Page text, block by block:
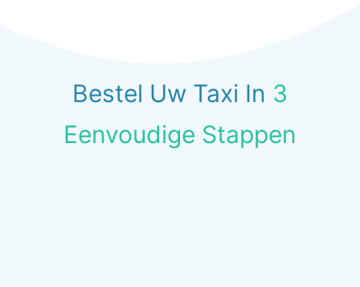
Bestel Uw Taxi In 3
Eenvoudige Stappen